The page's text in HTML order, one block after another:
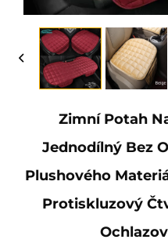
Zimní Potah
Jednodílný Bez
Plushového
Protiskluzový